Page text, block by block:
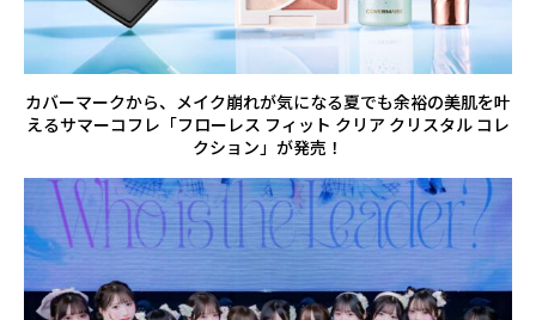
カバーマークから、メイク崩れが気になる夏でも余裕の美肌を叶
えるサマーコフレ「フローレス フィット クリア クリスタル コレ
クション」が発売！